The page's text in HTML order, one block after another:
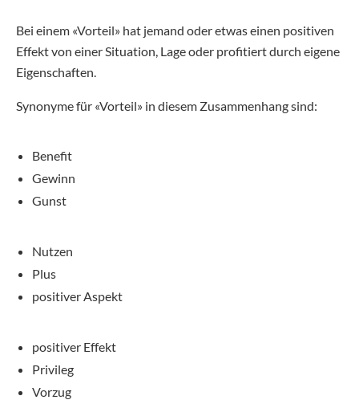
Bei einem «Vorteil» hat jemand oder etwas einen positiven
Effekt von einer Situation, Lage oder profitiert durch eigene
Eigenschaften.
Synonyme für «Vorteil» in diesem Zusammenhang sind:
Benefit
Gewinn
Gunst
Nutzen
Plus
positiver Aspekt
positiver Effekt
Privileg
Vorzug